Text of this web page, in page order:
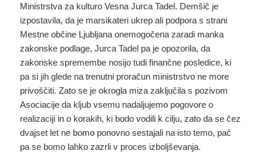
Ministrstva za kulturo Vesna Jurca Tadel. Demšič je
izpostavila, da je marsikateri ukrep ali podpora s strani
Mestne občine Ljubljana onemogočena zaradi manka
zakonske podlage, Jurca Tadel pa je opozorila, da
zakonske spremembe nosijo tudi finančne posledice, ki
pa si jih glede na trenutni proračun ministrstvo ne more
privoščiti. Zato se je okrogla miza zaključila s pozivom
Asociacije da kljub vsemu nadaljujemo pogovore o
realizaciji in o korakih, ki bodo vodili k cilju, zato da se čez
dvajset let ne bomo ponovno sestajali na isto temo, pač
pa se bomo lahko zazrli v proces izboljševanja.